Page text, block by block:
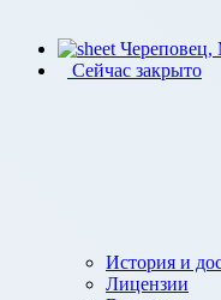
Череповец,
Сейчас закрыто
История и
Лицензии